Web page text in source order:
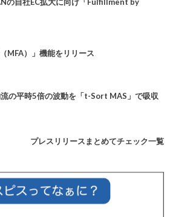
MFA）」機能をリリース
の平時5倍の波動を「t-Sort MAS」で吸収
プレスリリースまとめてチェック一覧